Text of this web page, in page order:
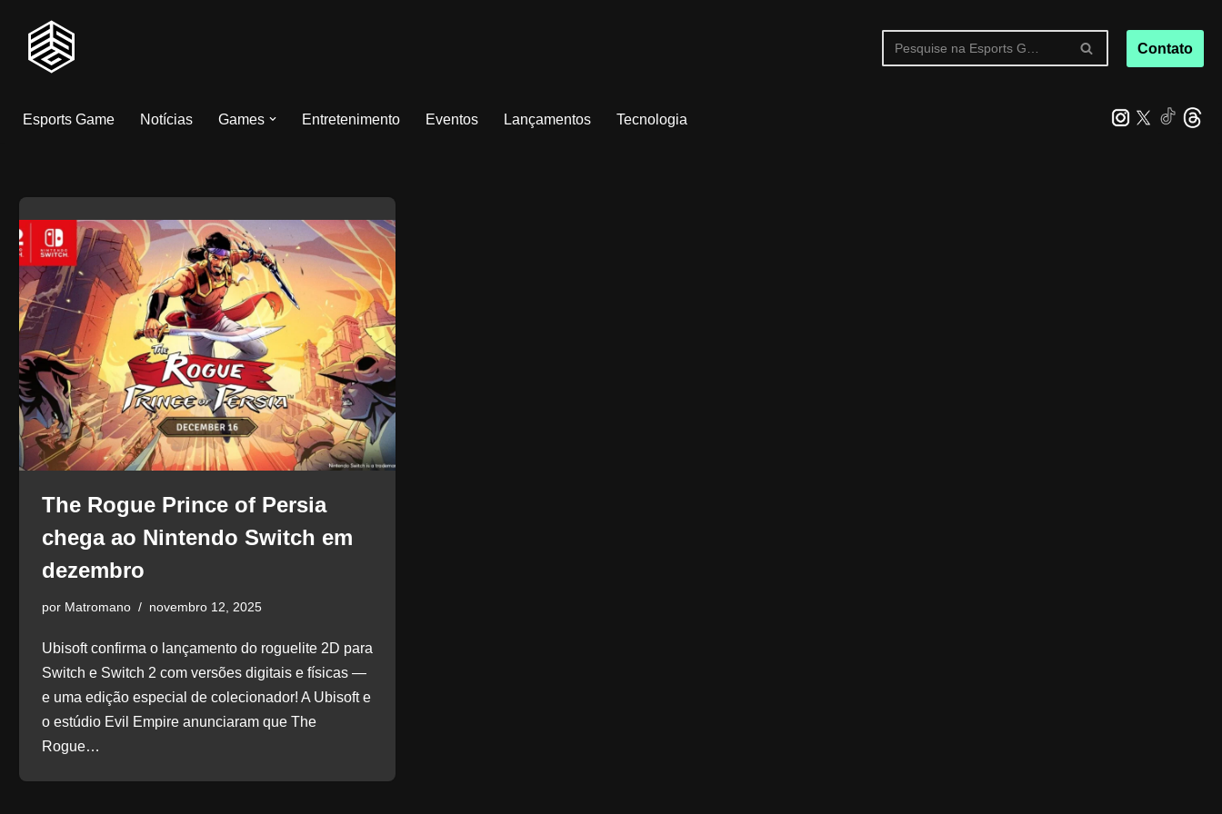
Pular
conteúdo
Contato
Esports Game Notícias Games Entretenimento Eventos Lançamentos Tecnologia
The Rogue Prince of Persia
chega ao Nintendo Switch em
dezembro
por Matromano novembro 12, 2025
Ubisoft confirma o lançamento do roguelite 2D para
Switch e Switch 2 com versões digitais e físicas —
e uma edição especial de colecionador! A Ubisoft e
o estúdio Evil Empire anunciaram que The
Rogue…